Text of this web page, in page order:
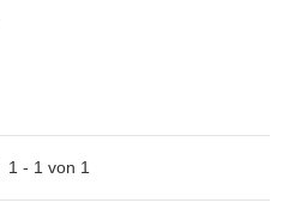
1 - 1 von 1